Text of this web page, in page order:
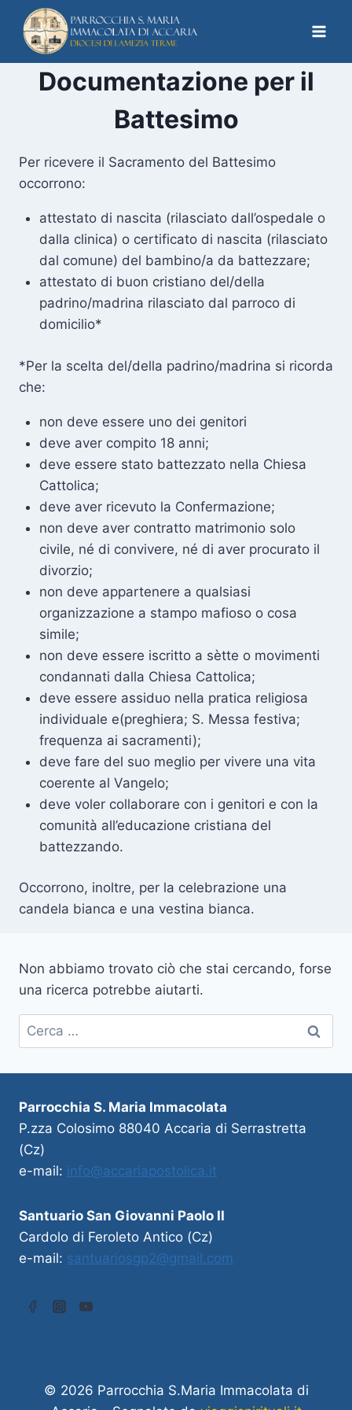
Documentazione per il
Battesimo
Per ricevere il Sacramento del Battesimo
occorrono:
attestato di nascita (rilasciato dall’ospedale o
dalla clinica) o certificato di nascita (rilasciato
dal comune) del bambino/a da battezzare;
attestato di buon cristiano del/della
padrino/madrina rilasciato dal parroco di
domicilio*
*Per la scelta del/della padrino/madrina si ricorda
che:
non deve essere uno dei genitori
deve aver compito 18 anni;
deve essere stato battezzato nella Chiesa
Cattolica;
deve aver ricevuto la Confermazione;
non deve aver contratto matrimonio solo
civile, né di convivere, né di aver procurato il
divorzio;
non deve appartenere a qualsiasi
organizzazione a stampo mafioso o cosa
simile;
non deve essere iscritto a sètte o movimenti
condannati dalla Chiesa Cattolica;
deve essere assiduo nella pratica religiosa
individuale e(preghiera; S. Messa festiva;
frequenza ai sacramenti);
deve fare del suo meglio per vivere una vita
coerente al Vangelo;
deve voler collaborare con i genitori e con la
comunità all’educazione cristiana del
battezzando.
Occorrono, inoltre, per la celebrazione una
candela bianca e una vestina bianca.
Non abbiamo trovato ciò che stai cercando, forse
una ricerca potrebbe aiutarti.
Parrocchia S. Maria Immacolata
P.zza Colosimo 88040 Accaria di Serrastretta
(Cz)
e-mail: info@accariapostolica.it
Santuario San Giovanni Paolo II
Cardolo di Feroleto Antico (Cz)
e-mail: santuariosgp2@gmail.com
© 2026 Parrocchia S.Maria Immacolata di